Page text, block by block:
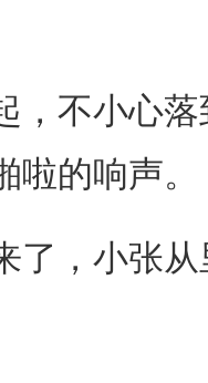
不小心落
的响声。
，小张从